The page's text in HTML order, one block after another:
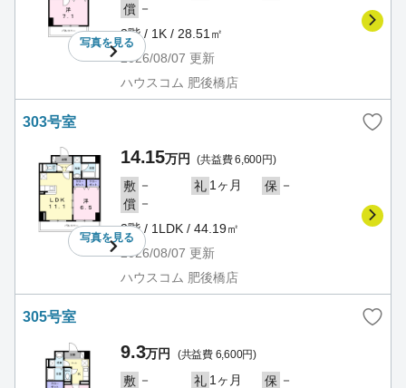
写真を見る
償 －
3階 / 1K / 28.51㎡
2026/08/07 更新
ハウスコム 肥後橋店
303号室
写真を見る
14.15万円 (共益費 6,600円)
敷 － 礼 1ヶ月 保 －
償 －
3階 / 1LDK / 44.19㎡
2026/08/07 更新
ハウスコム 肥後橋店
305号室
9.3万円 (共益費 6,600円)
敷 － 礼 1ヶ月 保 －